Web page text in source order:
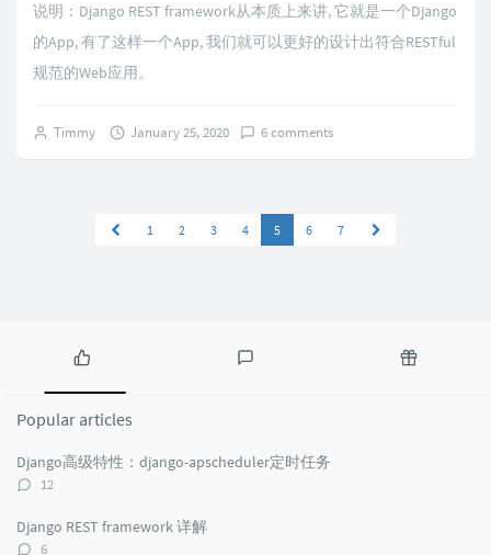
说明：Django REST framework从本质上来讲, 它就是一个Django
的App, 有了这样一个App, 我们就可以更好的设计出符合RESTful
规范的Web应用。
Timmy January 25, 2020 6 comments
1 2 3 4 5 6 7
Popular
articles
Popular articles
Django高级特性：django-apscheduler定时任务
评
数：
12
Django REST framework 详解
评
6